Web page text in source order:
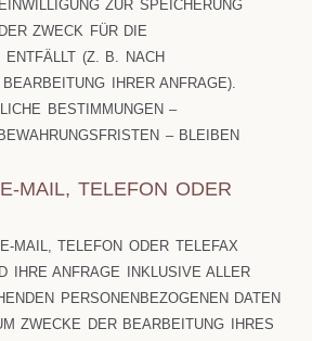
ZUR SPEICHERUNG
ZWECK FÜR DIE
ENTFÄLLT (Z. B. NACH
IHRER ANFRAGE).
BESTIMMUNGEN –
– BLEIBEN
MAIL, TELEFON ODER
MAIL, TELEFON ODER TELEFAX
IHRE ANFRAGE INKLUSIVE ALLER
PERSONENBEZOGENEN DATEN
ZWECKE DER BEARBEITUNG IHRES